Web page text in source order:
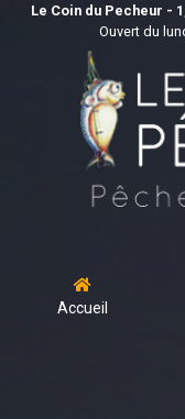
Le Coin du Pecheur -
Ouvert du
Accueil